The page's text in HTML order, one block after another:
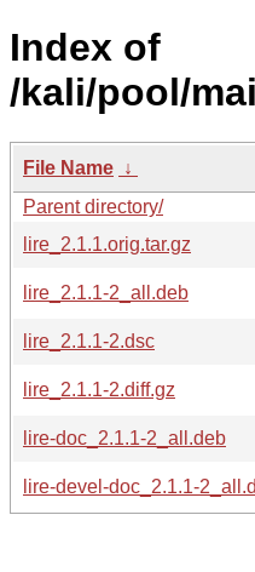
Index of
/kali/pool/
File Name ↓
Parent directory/
lire_2.1.1.orig.tar.gz
lire_2.1.1-2_all.deb
lire_2.1.1-2.dsc
lire_2.1.1-2.diff.gz
lire-doc_2.1.1-2_all.deb
lire-devel-doc_2.1.1-